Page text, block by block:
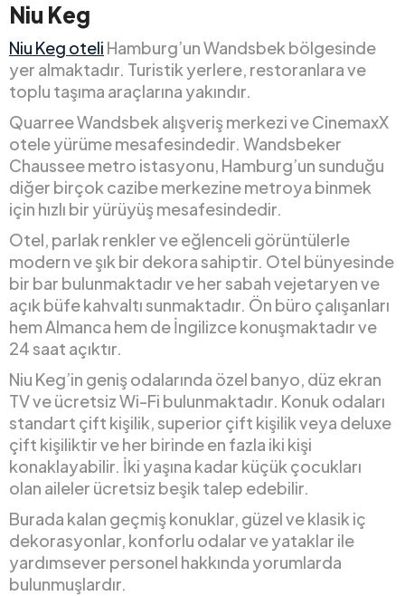
Niu Keg
Niu Keg oteli Hamburg’un Wandsbek bölgesinde
yer almaktadır. Turistik yerlere, restoranlara ve
toplu taşıma araçlarına yakındır.
Quarree Wandsbek alışveriş merkezi ve CinemaxX
otele yürüme mesafesindedir. Wandsbeker
Chaussee metro istasyonu, Hamburg’un sunduğu
diğer birçok cazibe merkezine metroya binmek
için hızlı bir yürüyüş mesafesindedir.
Otel, parlak renkler ve eğlenceli görüntülerle
modern ve şık bir dekora sahiptir. Otel bünyesinde
bir bar bulunmaktadır ve her sabah vejetaryen ve
açık büfe kahvaltı sunmaktadır. Ön büro çalışanları
hem Almanca hem de İngilizce konuşmaktadır ve
24 saat açıktır.
Niu Keg’in geniş odalarında özel banyo, düz ekran
TV ve ücretsiz Wi-Fi bulunmaktadır. Konuk odaları
standart çift kişilik, superior çift kişilik veya deluxe
çift kişiliktir ve her birinde en fazla iki kişi
konaklayabilir. İki yaşına kadar küçük çocukları
olan aileler ücretsiz beşik talep edebilir.
Burada kalan geçmiş konuklar, güzel ve klasik iç
dekorasyonlar, konforlu odalar ve yataklar ile
yardımsever personel hakkında yorumlarda
bulunmuşlardır.